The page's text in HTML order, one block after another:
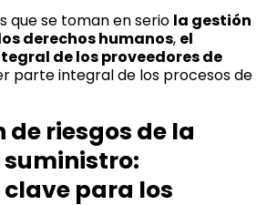
que se toman en serio la gestión
derechos humanos, el
de los proveedores de
parte integral de los procesos de
de riesgos de la
para los